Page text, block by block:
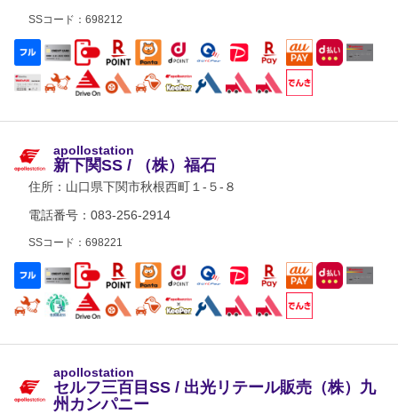
SSコード：698212
apollostation
新下関SS / （株）福石
住所： 山口県下関市秋根西町１-５-８
電話番号：083-256-2914
SSコード：698221
apollostation
セルフ三百目SS / 出光リテール販売（株）九
州カンパニー